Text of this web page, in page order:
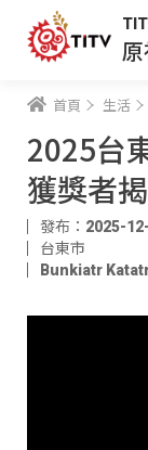
首頁 生活
2025台
獲獎者
發布：2025-
台東市
Bunkiatr